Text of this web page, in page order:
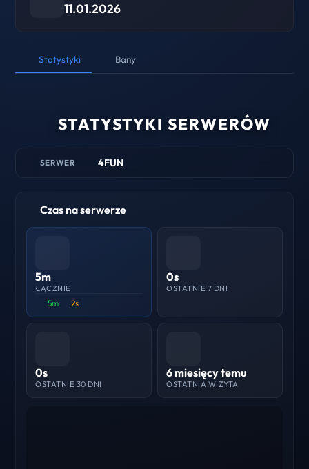
11.01.2026
Statystyki Bany
STATYSTYKI SERWERÓW
SERWER 4FUN
Czas na serwerze
5m
ŁĄCZNIE
5m 2s
0s
OSTATNIE 7 DNI
0s
OSTATNIE 30 DNI
6 miesięcy temu
OSTATNIA WIZYTA